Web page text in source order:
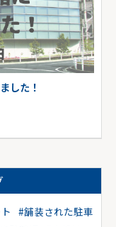
した！
#舗装された駐車